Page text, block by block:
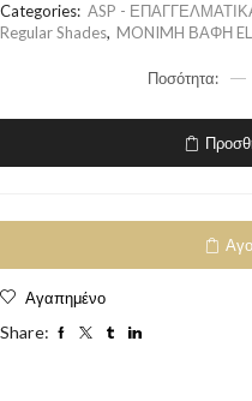
Categories: ASP -
Regular Shades, MONIMH ΒΑΦΗ
Αγαπημένο
Share: